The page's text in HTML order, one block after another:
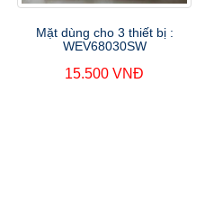
Mặt dùng cho 3 thiết bị :
WEV68030SW
15.500 VNĐ